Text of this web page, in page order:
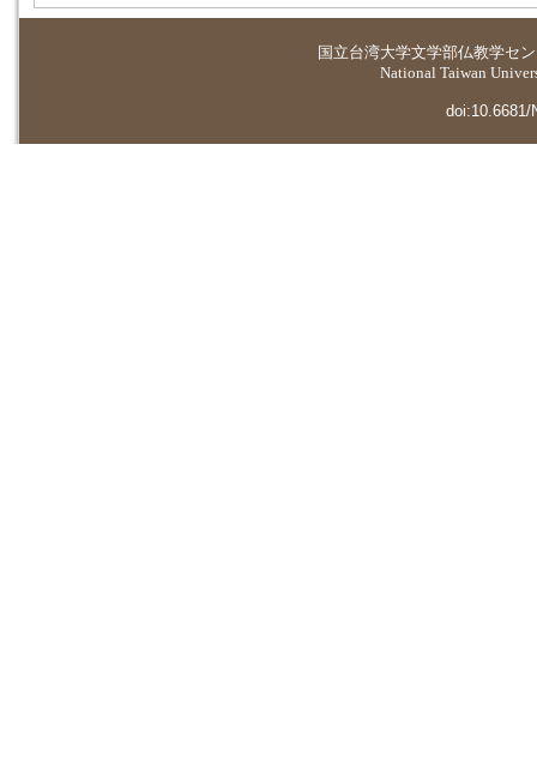
国立台湾大学文学部仏教学セ
National Taiwan
doi:10.6681/